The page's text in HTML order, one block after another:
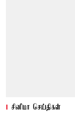
சினிமா செய்திகள்